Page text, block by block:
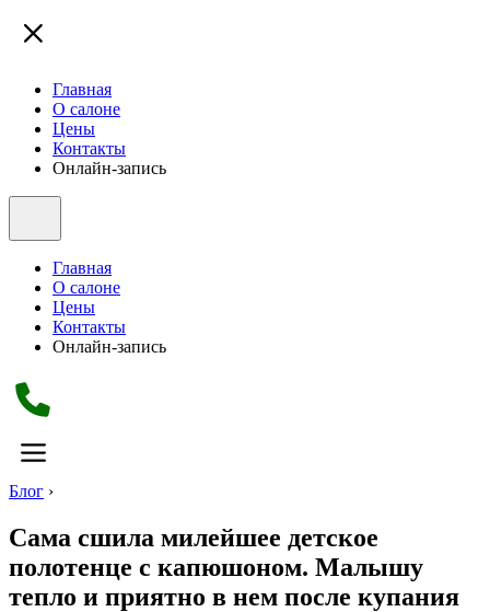
Главная
О салоне
Цены
Контакты
Онлайн-запись
Главная
О салоне
Цены
Контакты
Онлайн-запись
Блог ›
Сама сшила милейшее детское
полотенце с капюшоном. Малышу
тепло и приятно в нем после купания